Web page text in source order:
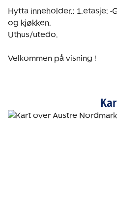
Hytta inneholder.: 1.etasje: -
og kjøkken.
Uthus/utedo.
Velkommen på visning !